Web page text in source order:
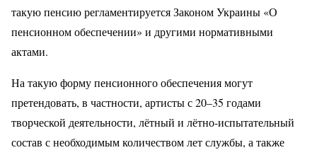
такую пенсию регламентируется Законом Украины «О
пенсионном обеспечении» и другими нормативными
актами.
На такую форму пенсионного обеспечения могут
претендовать, в частности, артисты с 20–35 годами
творческой деятельности, лётный и лётно-испытательный
состав с необходимым количеством лет службы, а также